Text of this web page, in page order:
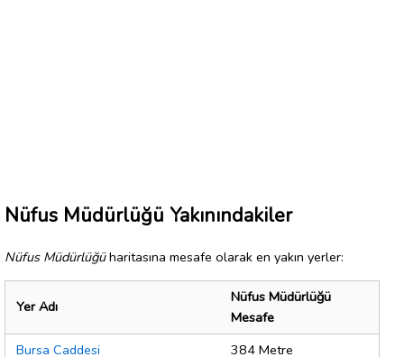
Nüfus Müdürlüğü Yakınındakiler
Nüfus Müdürlüğüharitasına mesafe olarak en yakın yerler:
Yer Adı
Nüfus Müdürlüğü
Mesafe
Bursa Caddesi
384 Metre